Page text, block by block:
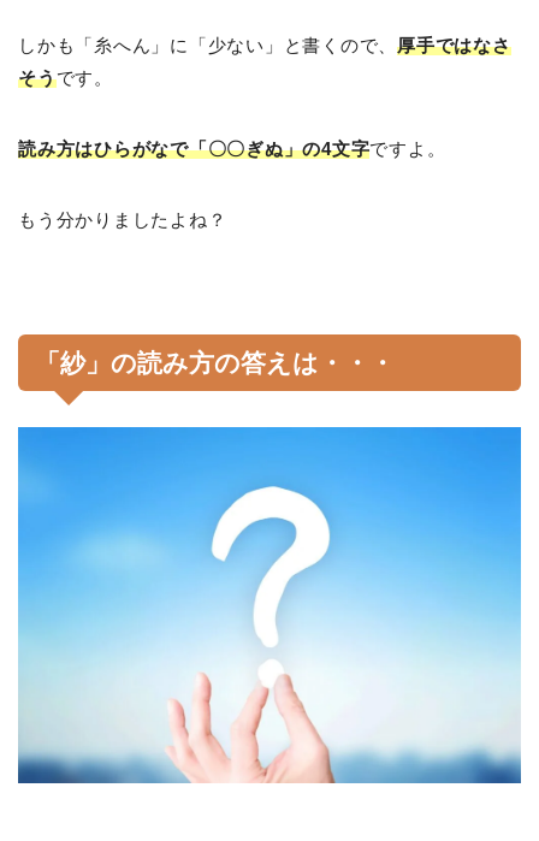
しかも「糸へん」に「少ない」と書くので、厚手ではなさ
そうです。
読み方はひらがなで「〇〇ぎぬ」の4文字ですよ。
もう分かりましたよね？
「紗」の読み方の答えは・・・